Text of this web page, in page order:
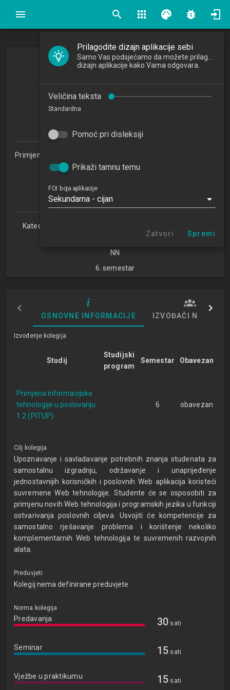
search apps palette bug_report
Izgradnja Web aplikacija
Web Applications Development
2021/2022
Primjena informacijske tehnologije u poslovanju 1.2 (PITUP)
Studijski centar Varaždin (PITUP 1.2)
Studijski centar Sisak
Studijski centar Zabok
Katedra za teorijske i primijenjene osnove informacijskih
NN
6. semestar
OSNOVNE INFORMACIJE IZVOĐAČI NASTAVE
Izvođenje kolegija
Studij
Studijski
program
Semestar Obavezan
Primjena informacijske
tehnologije u poslovanju
1.2 (PITUP)
6 obavezan
Cilj kolegija
Upoznavanje i savladavanje potrebnih znanja studenata za
samostalnu izgradnju, održavanje i unaprijeđenje
jednostavnijih korisničkih i poslovnih Web aplikacija koristeći
suvremene Web tehnologije. Studente će se osposobiti za
primjenu novih Web tehnologija i programskih jezika u funkciji
ostvarivanja poslovnih ciljeva. Usvojiti će kompetencije za
samostalno rješavanje problema i korištenje nekoliko
komplementarnih Web tehnologija te suvremenih razvojnih
alata.
Preduvjeti
Kolegij nema definirane preduvjete
Norma kolegija
Predavanja 30 sati
Seminar 15 sati
Vježbe u praktikumu 15 sati
Prilagodite dizajn aplikacije sebi
dizajn aplikacije kako Vama odgovara.
Veličina teksta
Standardna
Pomoć pri disleksiji
Prikaži tamnu temu
FOI boja aplikacije
Sekundarna - cijan
Zatvori Spremi